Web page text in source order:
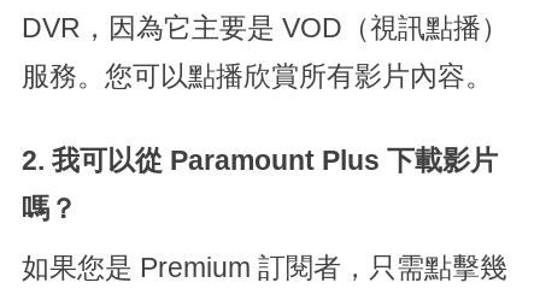
DVR，因為它主要是 VOD（視訊點播）
服務。您可以點播欣賞所有影片內容。
2. 我可以從 Paramount Plus 下載影片
嗎？
如果您是 Premium 訂閱者，只需點擊幾